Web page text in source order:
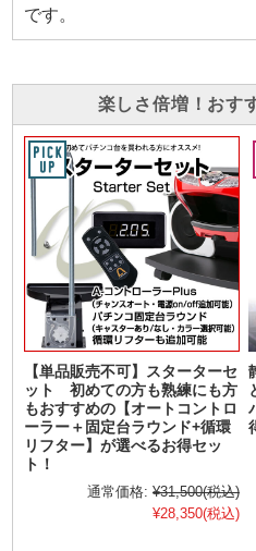
です。
楽しさ倍増！おす
【単品販売不可】スターターセ
ット 初めての方も熟練にも方
もおすすめの【オートコントロ
ーラー＋固定台ラウンド+循環
リフター】が選べるお得セッ
ト！
通常価格: ¥31,500(税込)
¥28,350(税込)